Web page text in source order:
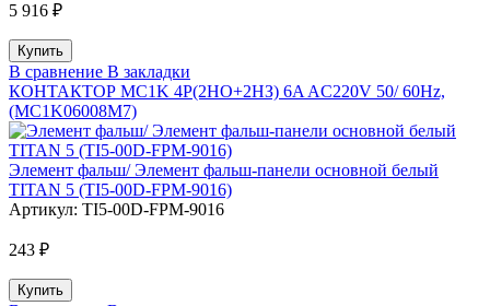
5 916 ₽
В сравнение В закладки
КОНТАКТОР MC1K 4P(2НО+2НЗ) 6A AC220V 50/ 60Hz,
(MC1K06008M7)
Элемент фальш/ Элемент фальш-панели основной белый
TITAN 5 (TI5-00D-FPM-9016)
Артикул: TI5-00D-FPM-9016
243 ₽